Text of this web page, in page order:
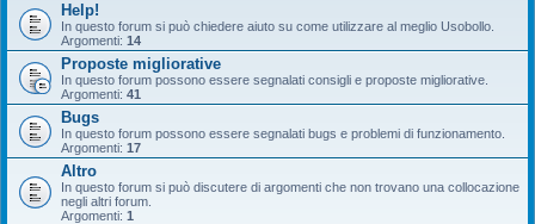
Help!
In questo forum si può chiedere aiuto su come utilizzare al meglio Usobollo.
Argomenti: 14
Proposte migliorative
In questo forum possono essere segnalati consigli e proposte migliorative.
Argomenti: 41
Bugs
In questo forum possono essere segnalati bugs e problemi di funzionamento.
Argomenti: 17
Altro
In questo forum si può discutere di argomenti che non trovano una collocazione
negli altri forum.
Argomenti: 1